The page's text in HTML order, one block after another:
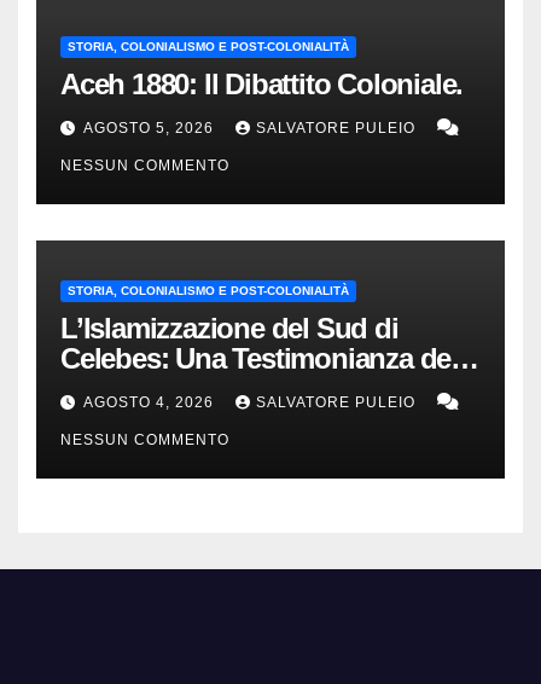
STORIA, COLONIALISMO E POST-COLONIALITÀ
Aceh 1880: Il Dibattito Coloniale.
AGOSTO 5, 2026 SALVATORE PULEIO
NESSUN COMMENTO
STORIA, COLONIALISMO E POST-COLONIALITÀ
L’Islamizzazione del Sud di
Celebes: Una Testimonianza del
1840.
AGOSTO 4, 2026 SALVATORE PULEIO
NESSUN COMMENTO